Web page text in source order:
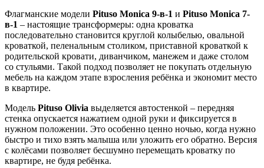
Флагманские модели Pituso Monica 9-в-1 и Pituso Monica 7-
в-1 – настоящие трансформеры: одна кроватка
последовательно становится круглой колыбелью, овальной
кроваткой, пеленальным столиком, приставной кроваткой к
родительской кровати, диванчиком, манежем и даже столом
со стульями. Такой подход позволяет не покупать отдельную
мебель на каждом этапе взросления ребёнка и экономит место
в квартире.
Модель Pituso Olivia выделяется автостенкой – передняя
стенка опускается нажатием одной руки и фиксируется в
нужном положении. Это особенно ценно ночью, когда нужно
быстро и тихо взять малыша или уложить его обратно. Версия
с колёсами позволяет бесшумно перемещать кроватку по
квартире, не будя ребёнка.